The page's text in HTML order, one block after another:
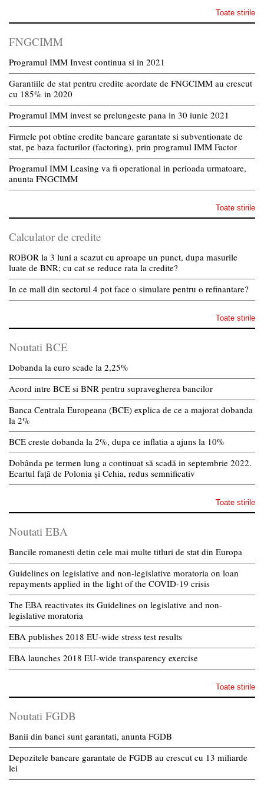
Toate stirile
FNGCIMM
Programul IMM Invest continua si in 2021
Garantiile de stat pentru credite acordate de FNGCIMM au crescut
cu 185% in 2020
Programul IMM invest se prelungeste pana in 30 iunie 2021
Firmele pot obtine credite bancare garantate si subventionate de
stat, pe baza facturilor (factoring), prin programul IMM Factor
Programul IMM Leasing va fi operational in perioada urmatoare,
anunta FNGCIMM
Toate stirile
Calculator de credite
ROBOR la 3 luni a scazut cu aproape un punct, dupa masurile
luate de BNR; cu cat se reduce rata la credite?
In ce mall din sectorul 4 pot face o simulare pentru o refinantare?
Toate stirile
Noutati BCE
Dobanda la euro scade la 2,25%
Acord intre BCE si BNR pentru supravegherea bancilor
Banca Centrala Europeana (BCE) explica de ce a majorat dobanda
la 2%
BCE creste dobanda la 2%, dupa ce inflatia a ajuns la 10%
Dobânda pe termen lung a continuat să scadă in septembrie 2022.
Ecartul față de Polonia și Cehia, redus semnificativ
Toate stirile
Noutati EBA
Bancile romanesti detin cele mai multe titluri de stat din Europa
Guidelines on legislative and non-legislative moratoria on loan
repayments applied in the light of the COVID-19 crisis
The EBA reactivates its Guidelines on legislative and non-
legislative moratoria
EBA publishes 2018 EU-wide stress test results
EBA launches 2018 EU-wide transparency exercise
Toate stirile
Noutati FGDB
Banii din banci sunt garantati, anunta FGDB
Depozitele bancare garantate de FGDB au crescut cu 13 miliarde
lei